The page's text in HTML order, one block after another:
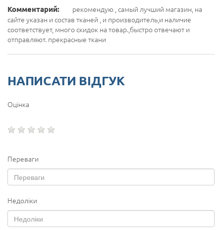
Комментарий:
рекомендую , самый лучший магазин, на
сайте указан и состав тканей , и производитель,и наличие
соответствует, много скидок на товар.,быстро отвечают и
отправляют. прекрасные ткани
НАПИСАТИ ВІДГУК
Оцінка
Переваги
Недоліки